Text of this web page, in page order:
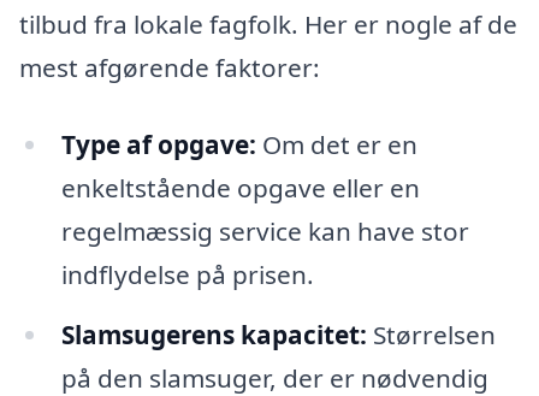
tilbud fra lokale fagfolk. Her er nogle af de
mest afgørende faktorer:
Type af opgave: Om det er en
enkeltstående opgave eller en
regelmæssig service kan have stor
indflydelse på prisen.
Slamsugerens kapacitet: Størrelsen
på den slamsuger, der er nødvendig